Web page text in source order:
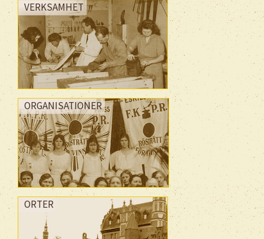
VERKSAMHET
ORGANISATIONER
ORTER